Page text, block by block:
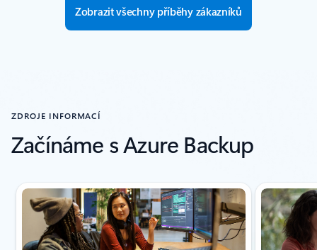
Zobrazit všechny příběhy zákazníků
ZDROJE INFORMACÍ
Začínáme s Azure Backup
Indikátor snímku {0} {1}